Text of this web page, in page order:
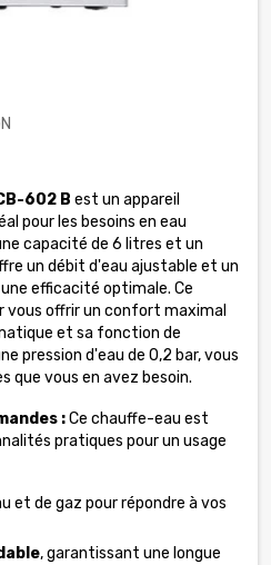
602 B est un appareil
pour les besoins en eau
capacité de 6 litres et un
un débit d'eau ajustable et un
efficacité optimale. Ce
offrir un confort maximal
et sa fonction de
pression d'eau de 0,2 bar, vous
que vous en avez besoin.
:Ce chauffe-eau est
pratiques pour un usage
et de gaz pour répondre à vos
, garantissant une longue